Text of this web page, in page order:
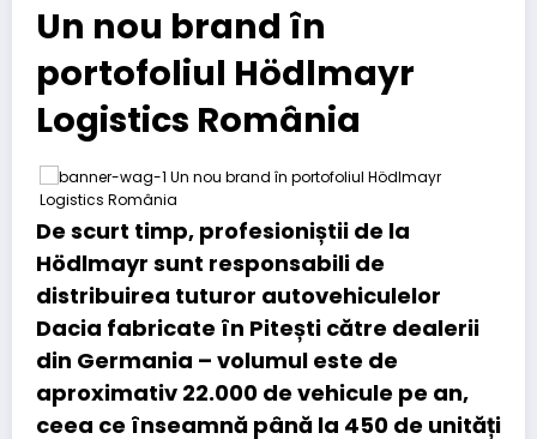
Un nou brand în
portofoliul Hödlmayr
Logistics România
De scurt timp, profesioniștii de la
Hödlmayr sunt responsabili de
distribuirea tuturor autovehiculelor
Dacia fabricate în Pitești către dealerii
din Germania – volumul este de
aproximativ 22.000 de vehicule pe an,
ceea ce înseamnă până la 450 de unități